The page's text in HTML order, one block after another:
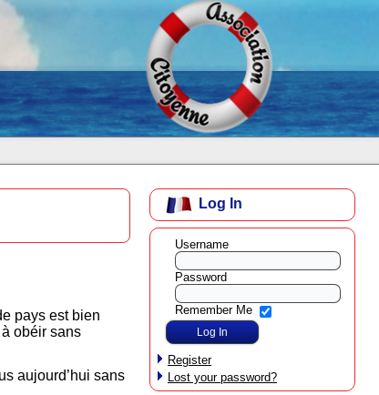
pays est bien
obéir sans
aujourd’hui sans
Log In
Username
Password
Remember Me
Register
Lost your password?